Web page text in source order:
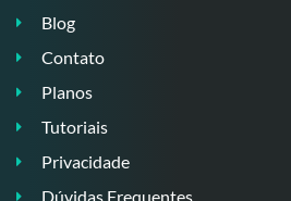
Blog
Contato
Planos
Tutoriais
Privacidade
Dúvidas Frequentes